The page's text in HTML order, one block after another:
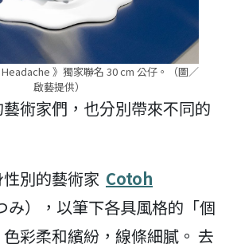
Headache 》獨家聯名 30 cm 公仔。（圖／
啟藝提供）
術家們，也分別帶來不同的
別的藝術家 Cotoh
み），以筆下各具風格的「個
彩柔和繽紛，線條細膩。 去